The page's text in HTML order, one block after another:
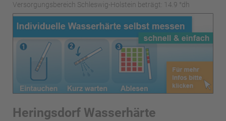
Versorgungsbereich Schleswig-Holstein beträgt: 14.9 °dh
Heringsdorf Wasserhärte